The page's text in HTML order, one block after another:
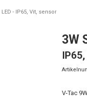
- IP65, Vit, sensor
3W
V-Tac